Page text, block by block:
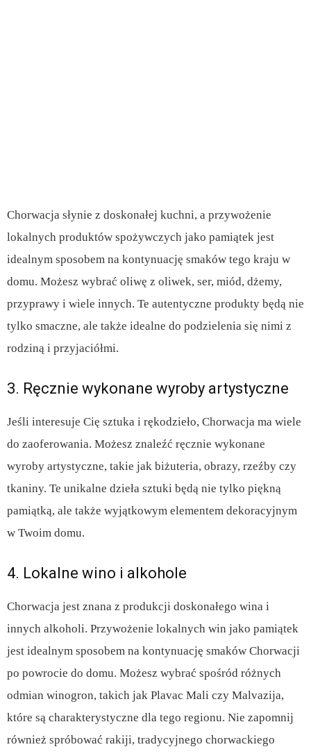
Chorwacja słynie z doskonałej kuchni, a przywożenie
lokalnych produktów spożywczych jako pamiątek jest
idealnym sposobem na kontynuację smaków tego kraju w
domu. Możesz wybrać oliwę z oliwek, ser, miód, dżemy,
przyprawy i wiele innych. Te autentyczne produkty będą nie
tylko smaczne, ale także idealne do podzielenia się nimi z
rodziną i przyjaciółmi.
3. Ręcznie wykonane wyroby artystyczne
Jeśli interesuje Cię sztuka i rękodzieło, Chorwacja ma wiele
do zaoferowania. Możesz znaleźć ręcznie wykonane
wyroby artystyczne, takie jak biżuteria, obrazy, rzeźby czy
tkaniny. Te unikalne dzieła sztuki będą nie tylko piękną
pamiątką, ale także wyjątkowym elementem dekoracyjnym
w Twoim domu.
4. Lokalne wino i alkohole
Chorwacja jest znana z produkcji doskonałego wina i
innych alkoholi. Przywożenie lokalnych win jako pamiątek
jest idealnym sposobem na kontynuację smaków Chorwacji
po powrocie do domu. Możesz wybrać spośród różnych
odmian winogron, takich jak Plavac Mali czy Malvazija,
które są charakterystyczne dla tego regionu. Nie zapomnij
również spróbować rakiji, tradycyjnego chorwackiego